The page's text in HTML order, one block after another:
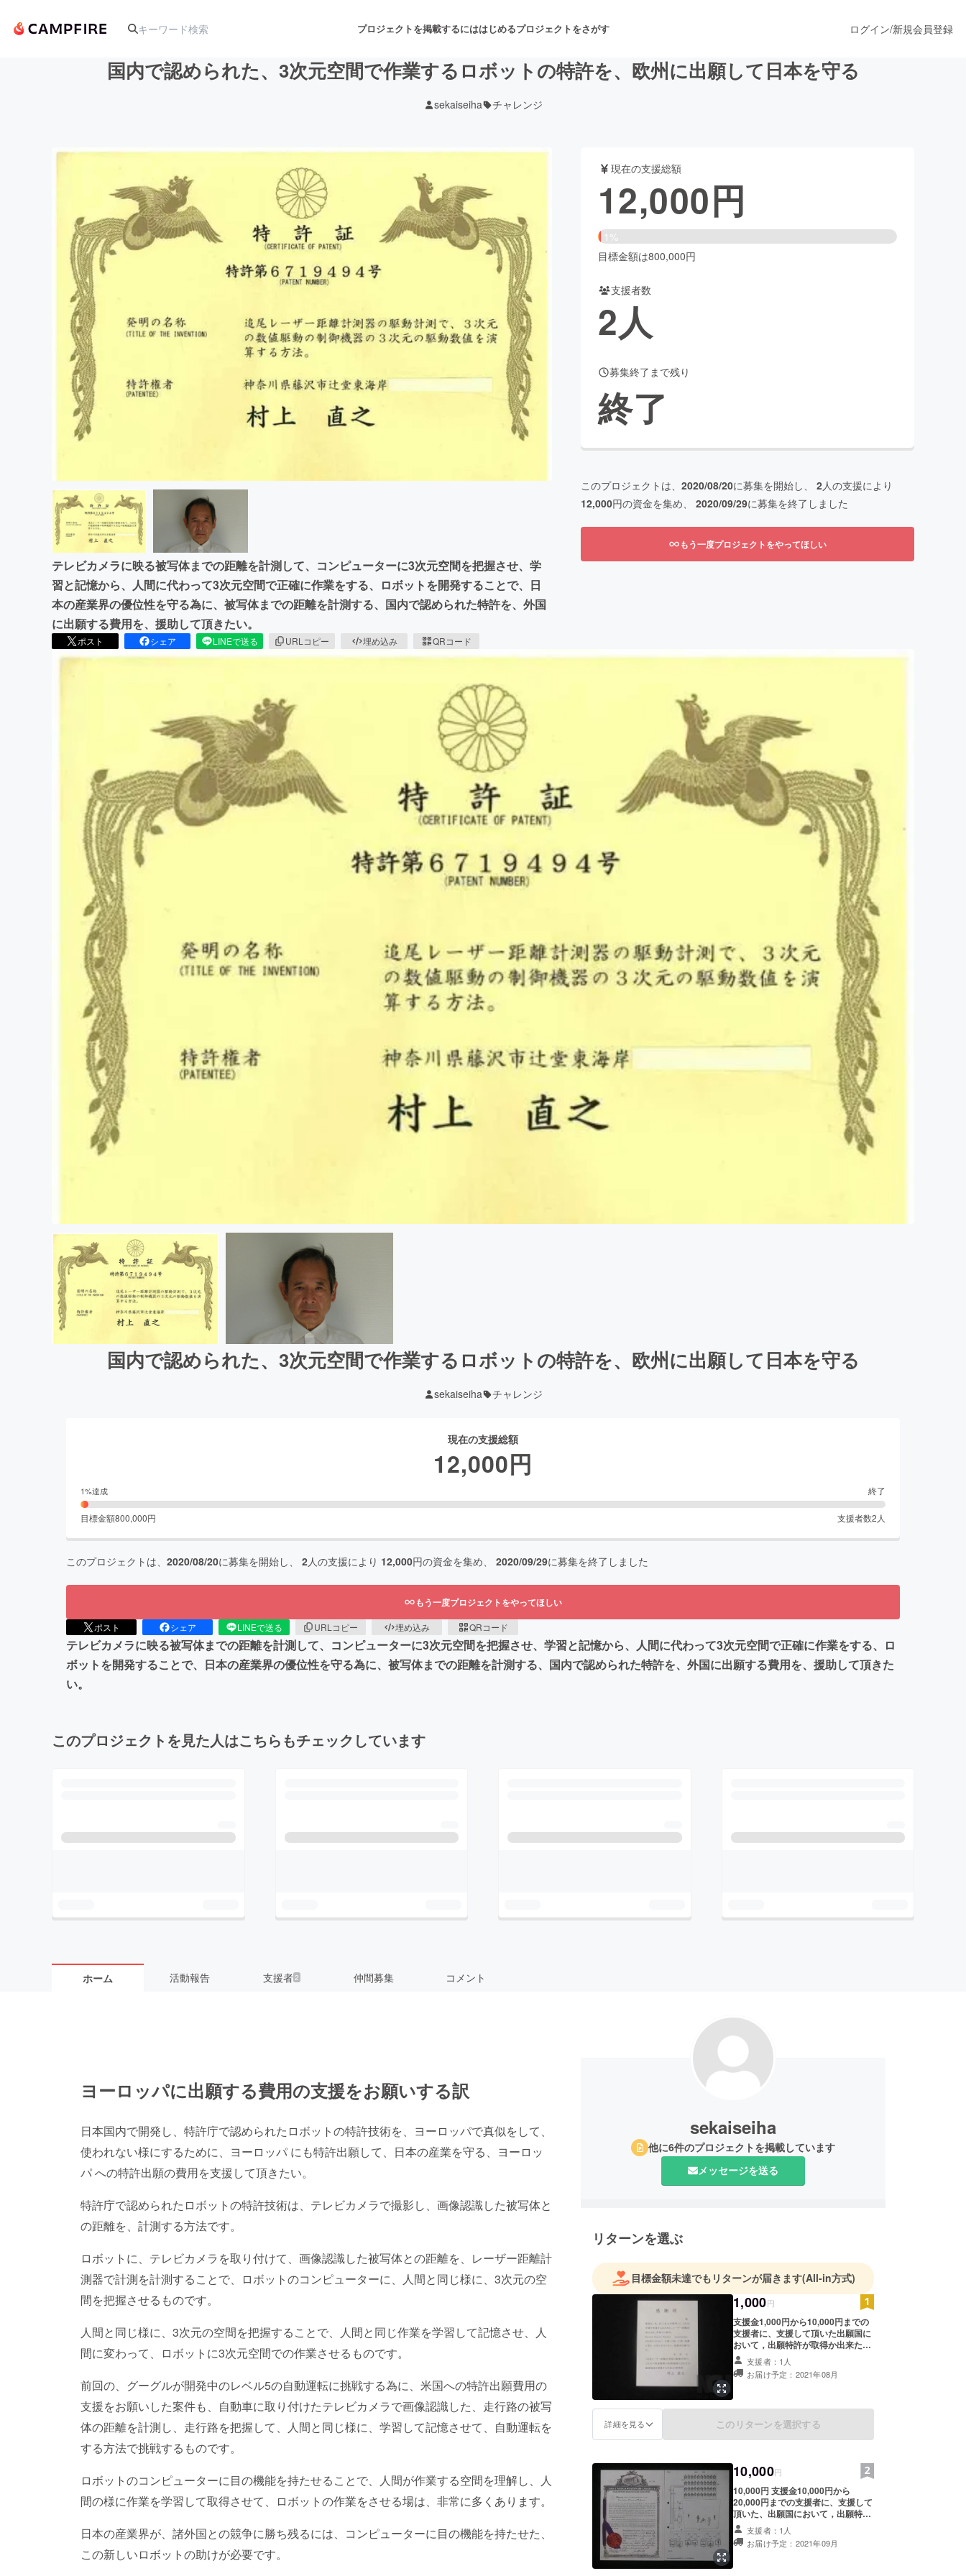
プロジェクトを掲載するにははじめるプロジェクトをさがす
アート・写真 舞台・パフォーマンス
テクノロジー・ガジェット ゲーム・サービス開発 ファッション
書籍・雑誌出版 アニメ・漫画
ビューティー・ヘルスケア
まちづくり・地域活性化
CAMPFIRE for Social Good
CAMPFIRE Creation
machi-ya
ログイン/新規会員登録
国内で認められた、3次元空間で作業するロボットの特許を、欧州に出願して日本を守る
sekaiseiha チャレンジ
テレビカメラに映る被写体までの距離を計測して、コンピューターに3次元空間を把握させ、学
習と記憶から、人間に代わって3次元空間で正確に作業をする、ロボットを開発することで、日
本の産業界の優位性を守る為に、被写体までの距離を計測する、国内で認められた特許を、外国
に出願する費用を、援助して頂きたい。
ポスト シェア LINEで送る URLコピー 埋め込み QRコード
現在の支援総額
12,000円
1%
目標金額は800,000円
支援者数
2人
募集終了まで残り
終了
このプロジェクトは、 2020/08/20に募集を開始し、 2人の支援により
12,000円の資金を集め、 2020/09/29に募集を終了しました
もう一度プロジェクトをやってほしい
国内で認められた、3次元空間で作業するロボットの特許を、欧州に出願して日本を守る
sekaiseiha チャレンジ
現在の支援総額
12,000円
1%達成 終了
目標金額800,000円 支援者数2 人
このプロジェクトは、 2020/08/20に募集を開始し、 2人の支援により 12,000円の資金を集め、 2020/09/29に募集を終了しました
もう一度プロジェクトをやってほしい
ポスト シェア LINEで送る URLコピー 埋め込み QRコード
テレビカメラに映る被写体までの距離を計測して、コンピューターに3次元空間を把握させ、学習と記憶から、人間に代わって3次元空間で正確に作業をする、ロ
ボットを開発することで、日本の産業界の優位性を守る為に、被写体までの距離を計測する、国内で認められた特許を、外国に出願する費用を、援助して頂きた
い。
このプロジェクトを見た人はこちらもチェックしています
ホーム 活動報告 支援者2 仲間募集 コメント
ヨーロッパに出願する費用の支援をお願いする訳
日本国内で開発し、特許庁で認められたロボットの特許技術を、ヨーロッパで真似をして、
使われない様にするために、ヨーロッパ にも特許出願して、日本の産業を守る、ヨーロッ
パ への特許出願の費用を支援して頂きたい。
特許庁で認められたロボットの特許技術は、テレビカメラで撮影し、画像認識した被写体と
の距離を、計測する方法です。
ロボットに、テレビカメラを取り付けて、画像認識した被写体との距離を、レーザー距離計
測器で計測を計測することで、ロボットのコンピューターに、人間と同じ様に、3次元の空
間を把握させるものです。
人間と同じ様に、3次元の空間を把握することで、人間と同じ作業を学習して記憶させ、人
間に変わって、ロボットに3次元空間での作業させるものです。
前回の、グーグルが開発中のレベル5の自動運転に挑戦する為に、米国への特許出願費用の
支援をお願いした案件も、自動車に取り付けたテレビカメラで画像認識した、走行路の被写
体の距離を計測し、走行路を把握して、人間と同じ様に、学習して記憶させて、自動運転を
する方法で挑戦するものです。
ロボットのコンピューターに目の機能を持たせることで、人間が作業する空間を理解し、人
間の様に作業を学習して取得させて、ロボットの作業をさせる場は、非常に多くあります。
日本の産業界が、諸外国との競争に勝ち残るには、コンピューターに目の機能を持たせた、
この新しいロボットの助けが必要です。
sekaiseiha
他に6件のプロジェクトを掲載しています
メッセージを送る
リターンを選ぶ
目標金額未達でもリターンが届きます(All-in方式)
1,000円
支援金1,000円から10,000円までの
支援者に、支援して頂いた出願国に
おいて，出願特許が取得か出来た旨
を、発明者からメールでお伝えし、
表示の感謝状をメールで伝達しま
す。 今後の展開は、開発したデモ動
思っています。 支援者からの、発明
支援者：1人
お届け予定：2021年08月
詳細を見る このリターンを選択する
10,000円
10,000円 支援金10,000円から
20,000円までの支援者に、支援して
頂いた、出願国において，出願特許
が取得か出来た旨を、メールでお伝
えします。 表紙例の出願国からの特
許証の写しと、発明者からの感謝状
支援者：1人
お届け予定：2021年09月